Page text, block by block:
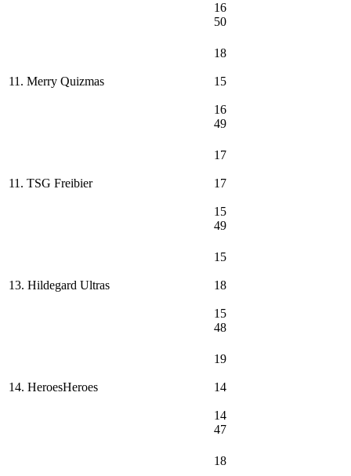
16
50
11. Merry Quizmas
18
15
16
49
11. TSG Freibier
17
17
15
49
13. Hildegard Ultras
15
18
15
48
14. HeroesHeroes
19
14
14
47
18